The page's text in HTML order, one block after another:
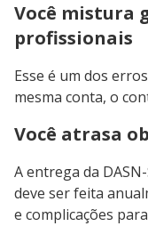
Você mistura
profissionais
Esse é um dos
mesma conta, o
Você atrasa
A entrega da
deve ser feita
e complicações para